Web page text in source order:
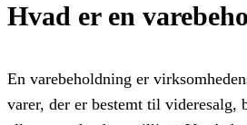
Hvad er en
En varebeholdning er
varer, der er bestemt til videresalg,